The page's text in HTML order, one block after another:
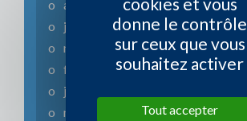
août 2026
juin 2026
mars 2026
février 2026
janvier 2026
novembre 2025
donne le contrôle
sur ceux que vous
souhaitez activer
Tout accepter